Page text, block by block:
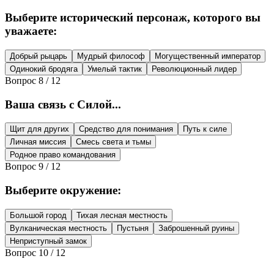
Выберите исторический персонаж, которого вы
уважаете:
Добрый рыцарь Мудрый философ
Могущественный император
Одинокий бродяга
Умелый тактик Революционный лидер
Вопрос 8 / 12
Ваша связь с Силой...
Щит для других Средство для понимания
Путь к силе
Личная миссия
Смесь света и тьмы
Родное право командования
Вопрос 9 / 12
Выберите окружение:
Большой город
Тихая лесная местность
Вулканическая местность
Пустыня
Заброшенный руины
Неприступный замок
Вопрос 10 / 12